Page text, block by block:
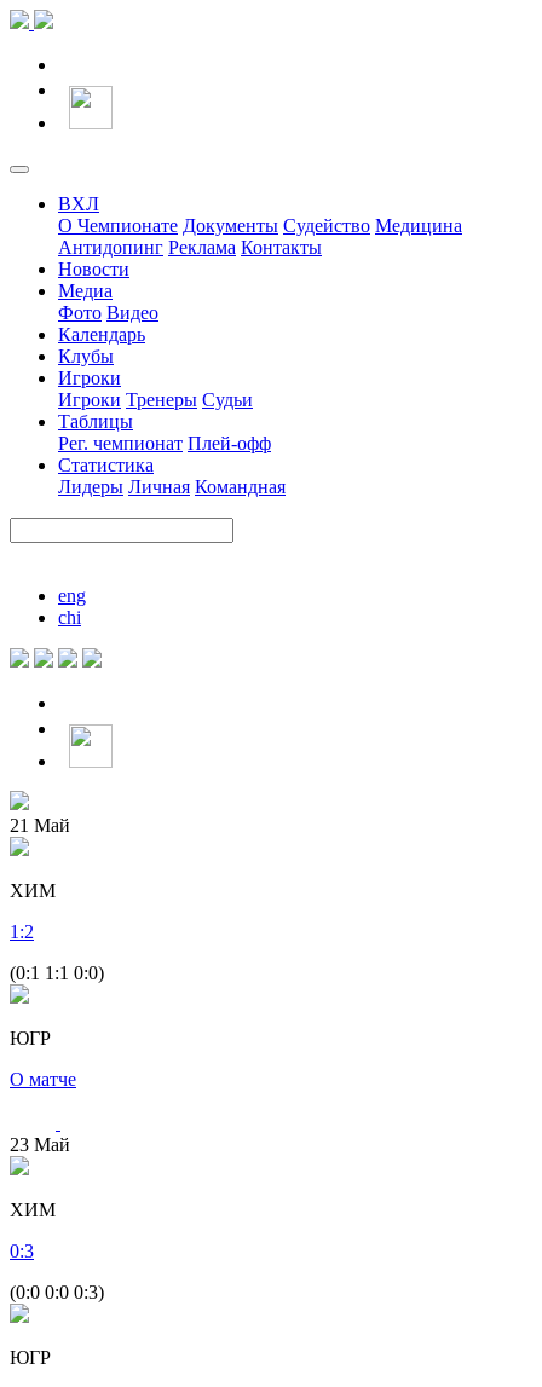
ВХЛ
О Чемпионате Документы Судейство Медицина
Антидопинг Реклама Контакты
Новости
Медиа
Фото Видео
Календарь
Клубы
Игроки
Игроки Тренеры Судьи
Таблицы
Рег. чемпионат Плей-офф
Статистика
Лидеры Личная Командная
eng
chi
21 Май
ХИМ
1 :2
(0:1 1:1 0:0)
ЮГР
О матче
23 Май
ХИМ
0:3
(0:0 0:0 0:3)
ЮГР